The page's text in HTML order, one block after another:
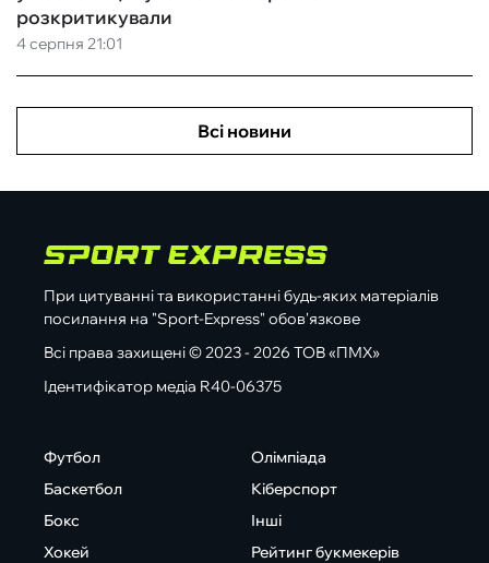
4 серпня 21:01
розкритикували
Всі новини
При цитуванні та використанні будь-яких матеріалів
посилання на "Sport-Express" обов'язкове
Всі права захищені © 2023 - 2026 ТОВ «ПМХ»
Ідентифікатор медіа R40-06375
Футбол
Баскетбол
Бокс
Хокей
Олімпіада
Кіберспорт
Інші
Рейтинг букмекерів